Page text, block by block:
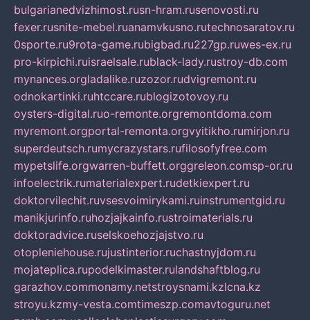
bulgarianedvizhimost.rusn-hram.rusenovosti.ru
fexer.rusnite-mebel.ruanamvkusno.rutechnosaratov.ru
0sporte.ru9rota-game.rubigbad.ru227gp.ruwes-ex.ru
pro-kirpichi.ruisraelsale.rublack-lady.rustroy-db.com
mynances.orgladalike.ruzozor.rudvigremont.ru
odnokartinki.ruhtccare.rublogizotovoy.ru
oysters-digital.ruo-remonte.orgremontdoma.com
myremont.orgportal-remonta.orgvyitikho.rumirjon.ru
superdeutsch.rumycrazystars.rufilosofyfree.com
mypetslife.orgwarren-buffett.orggreleon.comsp-or.ru
infoelectrik.rumaterialexpert.rudetkiexpert.ru
doktorvilechit.ruvsesvoimirykami.ruinstrumentgid.ru
manikjurinfo.ruhozjajkainfo.rustroimaterials.ru
doktoradvice.ruselskoehozjajstvo.ru
otopleniehouse.rujustinterior.ruchastnyjdom.ru
mojateplica.rupodelkimaster.rulandshaftblog.ru
garazhov.commonamy.netstroysnami.kzlcna.kz
stroyu.kzmy-vesta.comtimeszp.comavtoguru.net